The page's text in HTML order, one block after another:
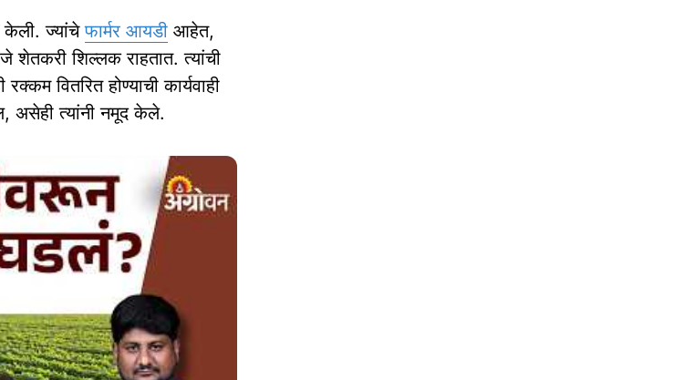
केली. ज्यांचेफार्मर आयडी आहेत,
शेतकरी शिल्लक राहतात. त्यांची
वितरित होण्याची कार्यवाही
असेही त्यांनी नमूद केले.